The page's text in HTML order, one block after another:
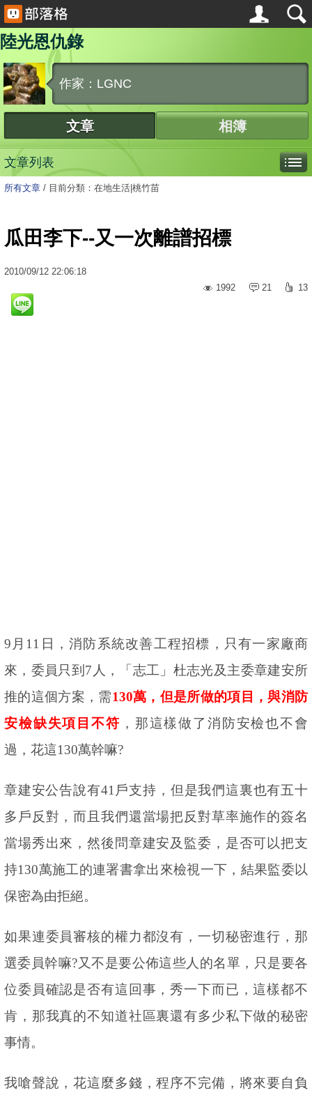
陸光恩仇錄
作家：LGNC
文章 相簿
文章列表
所有文章 / 目前分類：在地生活|桃竹苗
瓜田李下--又一次離譜招標
2010/09/12 22:06:18
1992
21 13
9 月 11 日，消防系統改善工程招標，只有一家廠商
來，委員只到 7 人，「志工」杜志光及主委章建安所
推的這個方案，需130萬，但是所做的項目，與消防
安檢缺失項目不符 ，那這樣做了消防安檢也不會
過，花這130萬幹嘛?
章建安公告說有41 戶支持，但是我們這裏也有五十
多戶反對，而且我們還當場把反對草率施作的簽名
當場秀出來，然後問章建安及監委，是否可以把支
持130萬施工的連署書拿出來檢視一下，結果監委以
保密為由拒絕。
如果連委員審核的權力都沒有，一切秘密進行，那
選委員幹嘛?又不是要公佈這些人的名單，只是要各
位委員確認是否有這回事，秀一下而已，這樣都不
肯，那我真的不知道社區裏還有多少私下做的秘密
事情。
我嗆聲說，花這麼多錢，程序不完備，將來要自負